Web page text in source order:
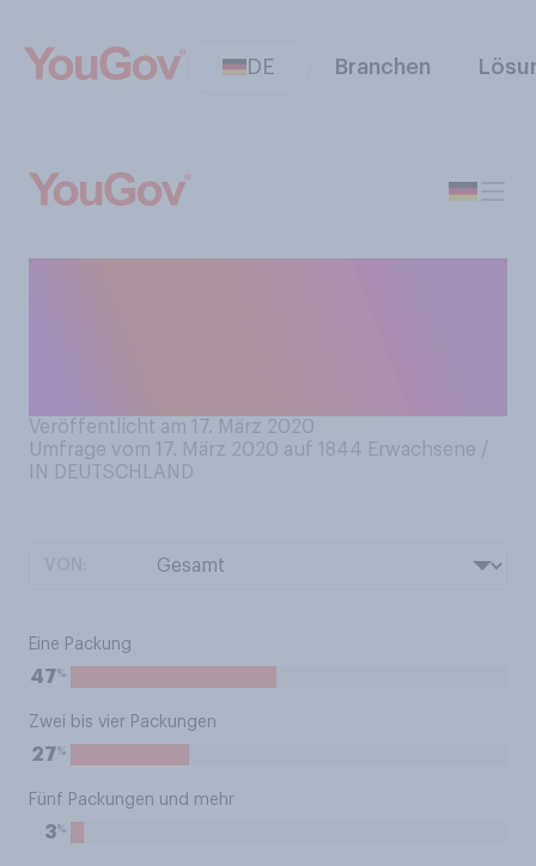
DE Branchen
Veröffentlicht am 17. März 2020
Umfrage vom 17. März 2020 auf 1844 Erwachsene /
IN DEUTSCHLAND
Eine Packung
47%
Zwei bis vier Packungen
27%
Fünf Packungen und mehr
3%